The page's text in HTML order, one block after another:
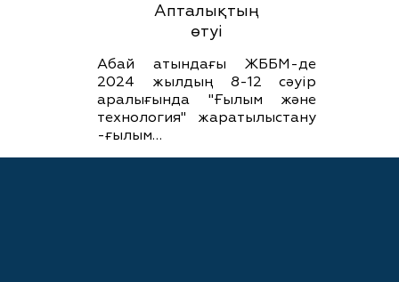
Апталықтың
өтуі
Абай атындағы ЖББМ-де
2024 жылдың 8-12 сәуір
аралығында "Ғылым және
технология" жаратылыстану
-ғылым…